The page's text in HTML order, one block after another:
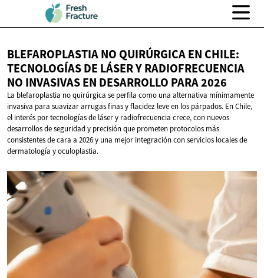
BLEFAROPLASTIA NO QUIRÚRGICA EN CHILE:
TECNOLOGÍAS DE LÁSER Y RADIOFRECUENCIA
NO INVASIVAS EN DESARROLLO PARA 2026
La blefaroplastia no quirúrgica se perfila como una alternativa mínimamente
invasiva para suavizar arrugas finas y flacidez leve en los párpados. En Chile,
el interés por tecnologías de láser y radiofrecuencia crece, con nuevos
desarrollos de seguridad y precisión que prometen protocolos más
consistentes de cara a 2026 y una mejor integración con servicios locales de
dermatología y oculoplastia.